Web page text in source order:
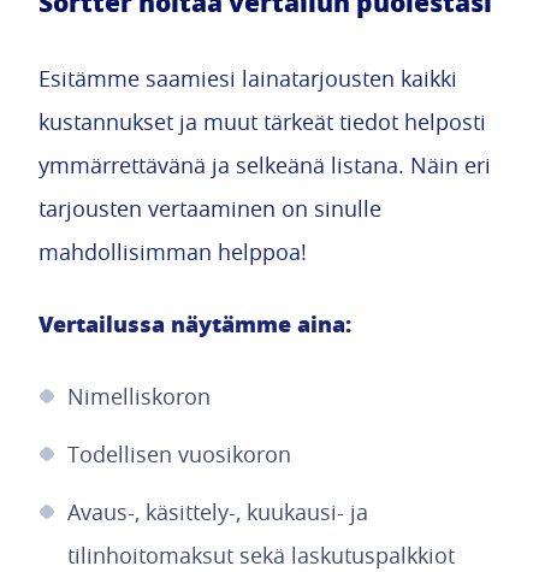
Esitämme saamiesi lainatarjousten kaikki
kustannukset ja muut tärkeät tiedot helposti
ymmärrettävänä ja selkeänä listana. Näin eri
tarjousten vertaaminen on sinulle
mahdollisimman helppoa!
Vertailussa näytämme aina:
Nimelliskoron
Todellisen vuosikoron
Avaus-, käsittely-, kuukausi- ja
tilinhoitomaksut sekä laskutuspalkkiot